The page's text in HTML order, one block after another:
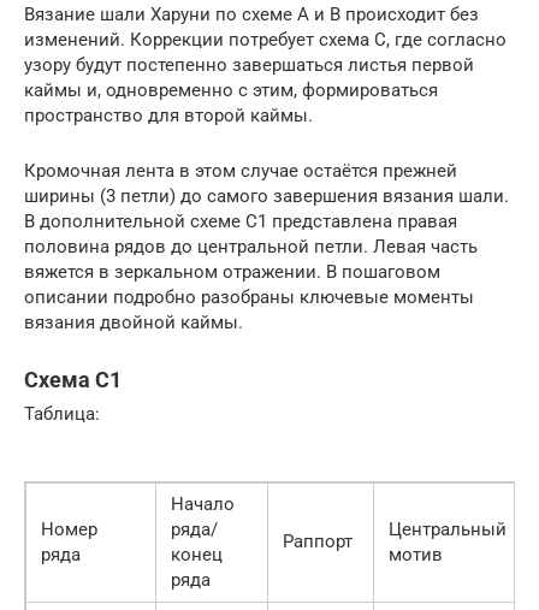
Вязание шали Харуни по схеме А и В происходит без
изменений. Коррекции потребует схема С, где согласно
узору будут постепенно завершаться листья первой
каймы и, одновременно с этим, формироваться
пространство для второй каймы.
Кромочная лента в этом случае остаётся прежней
ширины (3 петли) до самого завершения вязания шали.
В дополнительной схеме С1 представлена правая
половина рядов до центральной петли. Левая часть
вяжется в зеркальном отражении. В пошаговом
описании подробно разобраны ключевые моменты
вязания двойной каймы.
Схема С1
Таблица:
Номер
ряда
Начало
ряда/
конец
ряда
Раппорт
Центральный
мотив